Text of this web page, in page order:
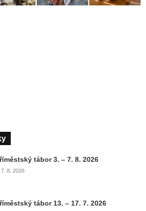
tábor 3. – 7. 8. 2026
7. 8. 2026
tábor 13. – 17. 7. 2026